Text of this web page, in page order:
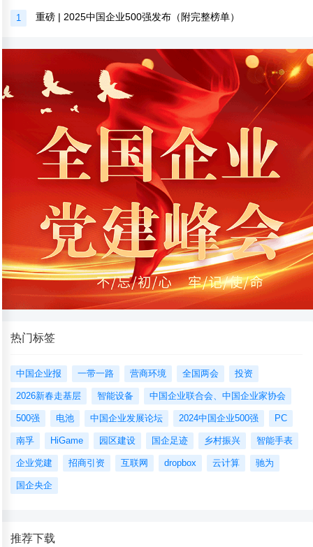
1 重磅 | 2025中国企业500强发布（附完整榜单）
热门标签
中国企业报 一带一路 营商环境 全国两会 投资
2026新春走基层 智能设备 中国企业联合会、中国企业家协会
500强 电池 中国企业发展论坛 2024中国企业500强 PC
南孚 HiGame 园区建设 国企足迹 乡村振兴 智能手表
企业党建 招商引资 互联网 dropbox 云计算 驰为
国企央企
推荐下载